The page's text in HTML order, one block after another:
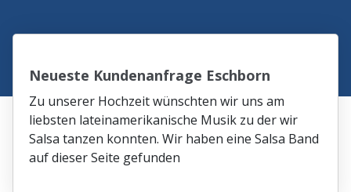
Neueste Kundenanfrage Eschborn
Zu unserer Hochzeit wünschten wir uns am
liebsten lateinamerikanische Musik zu der wir
Salsa tanzen konnten. Wir haben eine Salsa Band
auf dieser Seite gefunden